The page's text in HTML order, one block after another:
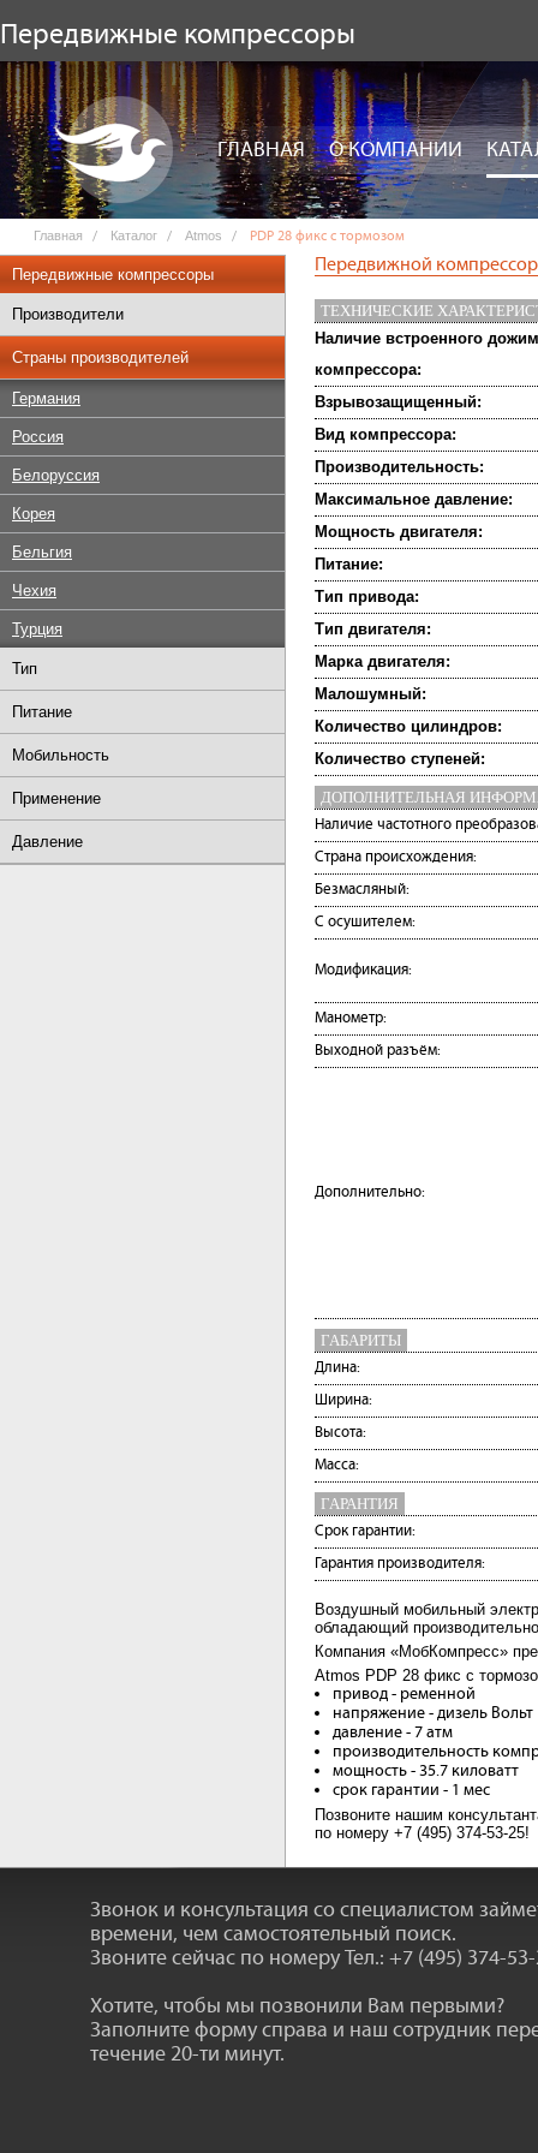
Передвижные компрессоры
ГЛАВНАЯ О КОМПАНИИ
Главная Каталог Atmos PDP 28 фикс с тормозом
Передвижные компрессоры
Производители
Страны производителей
Германия
Россия
Белоруссия
Корея
Бельгия
Чехия
Турция
Тип
Питание
Мобильность
Применение
Давление
Передвижной
ТЕХНИЧЕСКИЕ
Наличие встроенного
компрессора:
Взрывозащищенный:
Вид компрессора:
Производительность:
Максимальное давление:
Мощность двигателя:
Питание:
Тип привода:
Тип двигателя:
Марка двигателя:
Малошумный:
Количество цилиндров:
Количество ступеней:
ДОПОЛНИТЕЛЬНАЯ
Наличие частотного
Страна происхождения:
Безмасляный:
С осушителем:
Модификация:
Манометр:
Выходной разъём:
Дополнительно:
ГАБАРИТЫ
Длина:
Ширина:
Высота:
Масса:
ГАРАНТИЯ
Срок гарантии:
Гарантия производителя:
Воздушный мобильный
обладающий
Компания «МобКомпресс»
Atmos PDP 28 фикс с
привод - ременной
напряжение - дизель Вольт
давление - 7 атм
производительность
мощность - 35.7 киловатт
срок гарантии - 1 мес
Позвоните нашим
по номеру +7 (495) 374-53-25!
Звонок и консультация со специалистом
времени, чем самостоятельный поиск.
Звоните сейчас по номеру Тел.: +7 (495) 374-
Хотите, чтобы мы позвонили Вам первыми?
Заполните форму справа и наш сотрудник
течение 20-ти минут.